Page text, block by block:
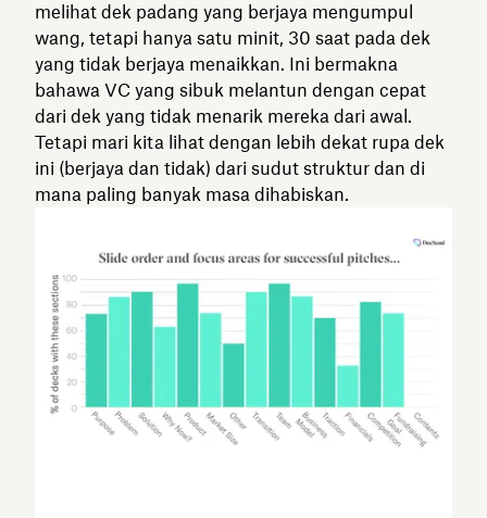
melihat dek padang yang berjaya mengumpul
wang, tetapi hanya satu minit, 30 saat pada dek
yang tidak berjaya menaikkan. Ini bermakna
bahawa VC yang sibuk melantun dengan cepat
dari dek yang tidak menarik mereka dari awal.
Tetapi mari kita lihat dengan lebih dekat rupa dek
ini (berjaya dan tidak) dari sudut struktur dan di
mana paling banyak masa dihabiskan.